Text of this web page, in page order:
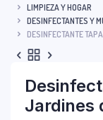
LIMPIEZA Y HOGAR
DESINFECTANTES Y
DESINFECTANTE
Jardines